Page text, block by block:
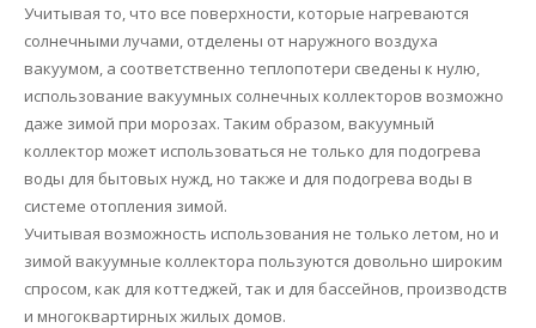
Учитывая то, что все поверхности, которые нагреваются
солнечными лучами, отделены от наружного воздуха
вакуумом, а соответственно теплопотери сведены к нулю,
использование вакуумных солнечных коллекторов возможно
даже зимой при морозах. Таким образом, вакуумный
коллектор может использоваться не только для подогрева
воды для бытовых нужд, но также и для подогрева воды в
системе отопления зимой.
Учитывая возможность использования не только летом, но и
зимой вакуумные коллектора пользуются довольно широким
спросом, как для коттеджей, так и для бассейнов, производств
и многоквартирных жилых домов.